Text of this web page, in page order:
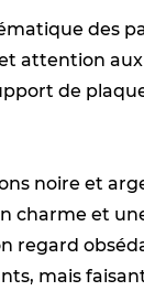
des
attention
de
noire et
charme et
regard
mais